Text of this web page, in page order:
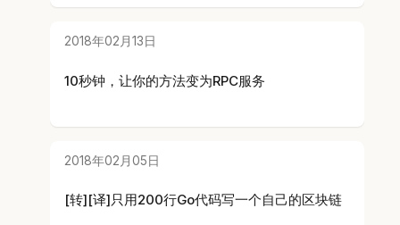
2018年02月13日
10秒钟，让你的方法变为RPC服务
2018年02月05日
[转][译]只用200行Go代码写一个自己的区块链